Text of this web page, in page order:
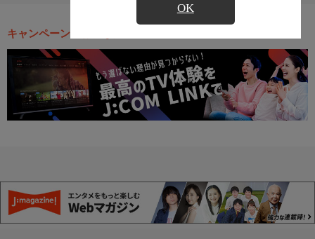
OK
キャンペーン・お得な情報